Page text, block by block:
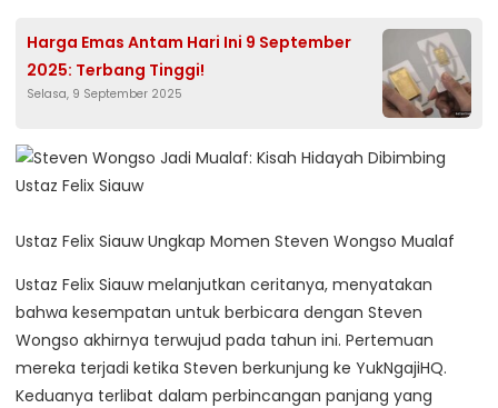
Harga Emas Antam Hari Ini 9 September
2025: Terbang Tinggi!
Selasa, 9 September 2025
Ustaz Felix Siauw Ungkap Momen Steven Wongso Mualaf
Ustaz Felix Siauw melanjutkan ceritanya, menyatakan
bahwa kesempatan untuk berbicara dengan Steven
Wongso akhirnya terwujud pada tahun ini. Pertemuan
mereka terjadi ketika Steven berkunjung ke YukNgajiHQ.
Keduanya terlibat dalam perbincangan panjang yang